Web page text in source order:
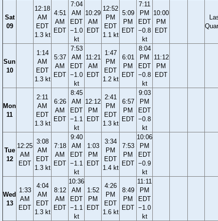
Sat
09
12:18
AM
EDT
1.3 kt
4:51
AM
EDT
7:04
AM
EDT
−1.0
kt
10:29
AM
EDT
12:52
PM
EDT
1.1 kt
5:09
PM
EDT
7:11
PM
EDT
−0.8
kt
10:00
PM
EDT
Sun
10
1:14
AM
EDT
1.3 kt
5:37
AM
EDT
7:53
AM
EDT
−1.0
kt
11:21
AM
EDT
1:47
PM
EDT
1.2 kt
6:01
PM
EDT
8:04
PM
EDT
−0.8
kt
11:12
PM
EDT
Mon
11
2:11
AM
EDT
1.3 kt
6:26
AM
EDT
8:45
AM
EDT
−1.1
kt
12:12
PM
EDT
2:41
PM
EDT
1.3 kt
6:57
PM
EDT
9:03
PM
EDT
−0.8
kt
Tue
12
12:25
AM
EDT
3:08
AM
EDT
1.3 kt
7:18
AM
EDT
9:40
AM
EDT
−1.1
kt
1:03
PM
EDT
3:34
PM
EDT
1.4 kt
7:53
PM
EDT
10:06
PM
EDT
−0.9
kt
Wed
13
1:33
AM
EDT
4:04
AM
EDT
1.3 kt
8:12
AM
EDT
10:36
AM
EDT
−1.1
kt
1:52
PM
EDT
4:26
PM
EDT
1.6 kt
8:49
PM
EDT
11:11
PM
EDT
−1.0
kt